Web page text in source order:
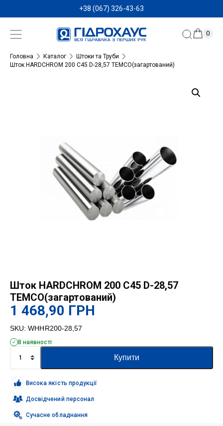
+38 (067) 326-43-63
0
Головна Каталог
Штоки та Труби
Шток HARDCHROM 200 C45 D-28,57 TEMCO(загартований)
Шток HARDCHROM 200 C45 D-28,57
TEMCO(загартований)
1 468,90 ГРН
SKU: WHHR200-28,57
В наявності
HARDCHROM
200
C45
D-
28,57
TEMCO(загартований)
кількість
Купити
Висока якість продукції
Досвідчений персонал
Сучасне обладнання